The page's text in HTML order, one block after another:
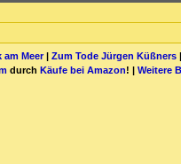
Meer| Zum Tode Jürgen Küßners|
durch Käufe bei Amazon! | Weitere